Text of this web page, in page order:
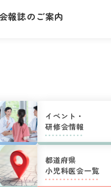
報誌のご案内
イベント・
研修会情報
都道府県
小児科医会一覧